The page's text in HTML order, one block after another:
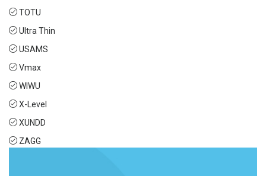
TOTU
Ultra Thin
USAMS
Vmax
WIWU
X-Level
XUNDD
ZAGG